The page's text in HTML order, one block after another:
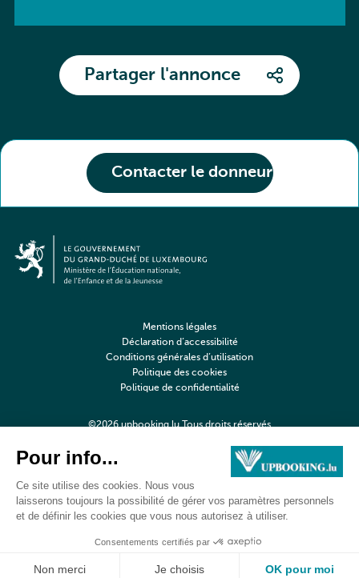
Contacter le donneur
Partager l'annonce
©2026 upbooking.lu Tous droits réservés
Mentions légales
Déclaration d’accessibilité
Conditions générales d’utilisation
Politique des cookies
Politique de confidentialité